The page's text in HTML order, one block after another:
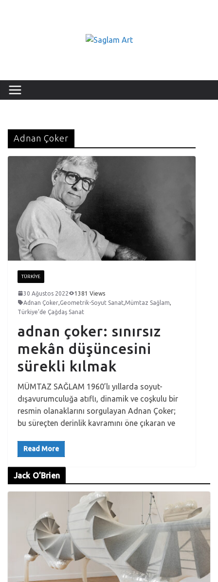
Adnan Çoker
TÜRKIYE
30 Ağustos 2022
1381 Views
Adnan Çoker,Geometrik-Soyut Sanat,Mümtaz Sağlam,
Türkiye’de Çağdaş Sanat
adnan çoker: sınırsız
mekân düşüncesini
sürekli kılmak
MÜMTAZ SAĞLAM 1960’lı yıllarda soyut-
dışavurumculuğa atıflı, dinamik ve coşkulu bir
resmin olanaklarını sorgulayan Adnan Çoker;
bu süreçten derinlik kavramını öne çıkaran ve
Read More
Jack O’Brien